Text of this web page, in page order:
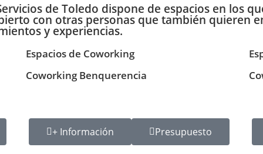
de Toledo dispone de espacios en los
con otras personas que también quieren
y experiencias.
Espacios de Coworking
Coworking Benquerencia
+ Información Presupuesto